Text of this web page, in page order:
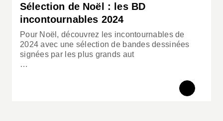
Sélection de Noël : les BD
incontournables 2024
Pour Noël, découvrez les incontournables de
2024 avec une sélection de bandes dessinées
signées par les plus grands aut
…